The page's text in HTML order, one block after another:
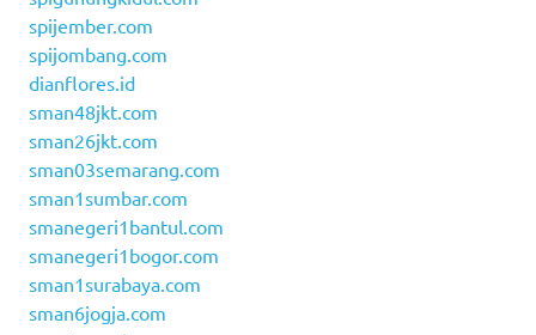
spijember.com
spijombang.com
dianflores.id
sman48jkt.com
sman26jkt.com
sman03semarang.com
sman1sumbar.com
smanegeri1bantul.com
smanegeri1bogor.com
sman1surabaya.com
sman6jogja.com